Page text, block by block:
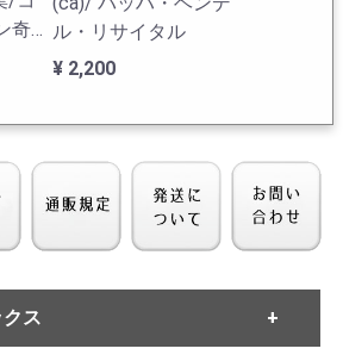
ジカル」と多くの録音を仕上げて
年から1957年までロンドン・フィ
の常任指揮者を勤めた指揮者であ
へ
奇想
, チ
ル・リサイタル
¥ 2,200
[DECCA] C.カーゾン
ス